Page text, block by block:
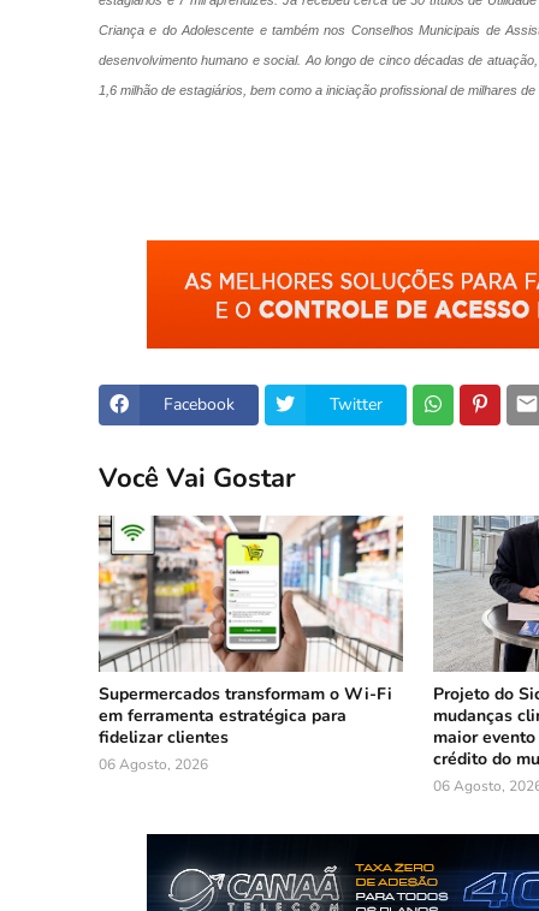
Criança e do Adolescente e também nos Conselhos Municipais de
desenvolvimento humano e social. Ao longo de cinco décadas de
1,6 milhão de estagiários, bem como a iniciação profissional de milhares
Facebook Twitter
Você Vai Gostar
Supermercados transformam o Wi-Fi
em ferramenta estratégica para
fidelizar clientes
06 Agosto, 2026
Projeto do
mudanças
maior
crédito do
06 Agosto,